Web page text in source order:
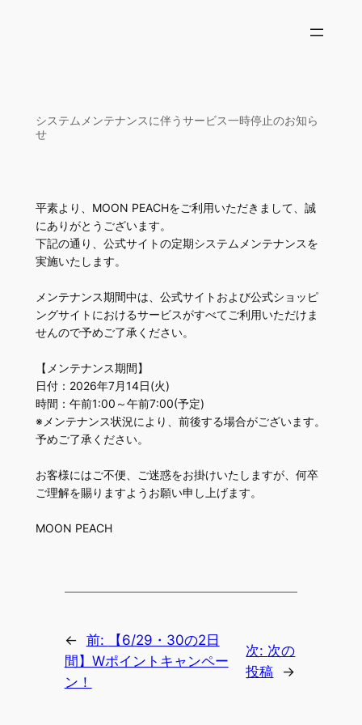
システムメンテナンスに伴うサービス一時停止のお知ら
せ
平素より、MOON PEACHをご利用いただきまして、誠
にありがとうございます。
下記の通り、公式サイトの定期システムメンテナンスを
実施いたします。
メンテナンス期間中は、公式サイトおよび公式ショッピ
ングサイトにおけるサービスがすべてご利用いただけま
せんので予めご了承ください。
【メンテナンス期間】
日付：2026年7月14日(火)
時間：午前1:00～午前7:00(予定)
※メンテナンス状況により、前後する場合がございます。
予めご了承ください。
お客様にはご不便、ご迷惑をお掛けいたしますが、何卒
ご理解を賜りますようお願い申し上げます。
MOON PEACH
← 前:
【6/29・30の2日
間】Wポイントキャンペー
ン！
次: 次の
投稿
→